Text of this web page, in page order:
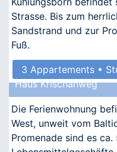
Strasse. Bis zum
Sandstrand und zur
Fuß.
3 Appartements •
Haus Krischanweg
Die Ferienwohnung
West, unweit vom
Promenade sind es ca.